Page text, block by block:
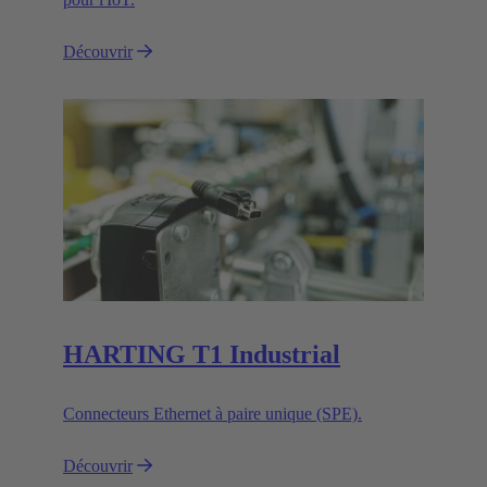
Découvrir
HARTING T1 Industrial
Connecteurs Ethernet à paire unique (SPE).
Découvrir